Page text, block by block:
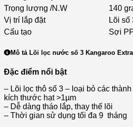
Trọng lượng /N.W
140
Vị trí lắp đặt
Lõi số
Cấu tạo
Sợi
Mô tả Lõi lọc nước số 3 Kangaroo
Đặc điểm nổi bật
– Lõi lọc thô số 3 – loại bỏ các
kích thước hạt >1µm
– Dễ dàng tháo lắp, thay thế lõi
– Thời gian sử dụng tối đa 9 tháng